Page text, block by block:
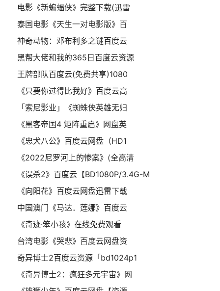
电影《新蝙蝠侠》完整下载(迅雷
泰国电影《天生一对电影版》百
神奇动物：邓布利多之谜百度云
黑帮大佬和我的365日百度云资源
王牌部队百度云(免费共享)1080
《只要你过得比我好》百度云高
「索尼影业」《蜘蛛侠英雄无归
《黑客帝国4 矩阵重启》网盘英
《忠犬八公》百度云网盘（HD1
《2022尼罗河上的惨案》(全高清
《误杀2》百度云【BD1080P/3.4G-M
《向阳花》百度云网盘迅雷下载
中国澳门《马达．莲娜》百度云
《奇迹·笨小孩》在线免费观看
台湾电影《哭悲》百度云网盘资
奇异博士2百度云资源「bd1024p1
《奇异博士2：疯狂多元宇宙》网